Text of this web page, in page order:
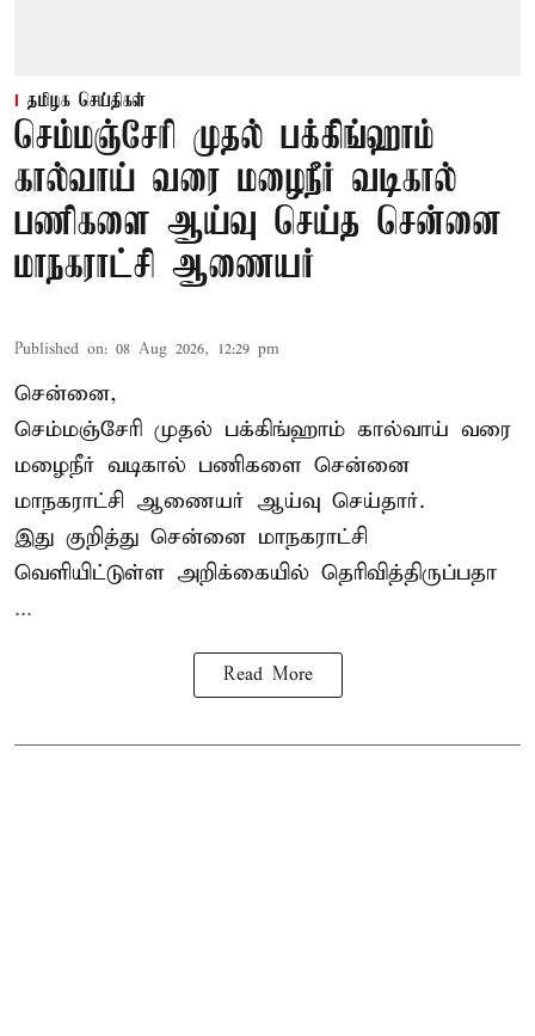
தமிழக செய்திகள்
செம்மஞ்சேரி முதல் பக்கிங்ஹாம்
கால்வாய் வரை மழைநீர் வடிகால்
பணிகளை ஆய்வு செய்த சென்னை
மாநகராட்சி ஆணையர்
Published on: 08 Aug 2026, 12:29 pm
சென்னை,
செம்மஞ்சேரி முதல் பக்கிங்ஹாம் கால்வாய் வரை
மழைநீர் வடிகால் பணிகளை சென்னை
மாநகராட்சி ஆணையர் ஆய்வு செய்தார்.
இது குறித்து சென்னை மாநகராட்சி
வெளியிட்டுள்ள அறிக்கையில் தெரிவித்திருப்பதா
...
Read More